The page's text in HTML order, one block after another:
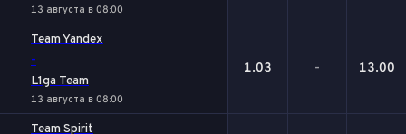
13 августа в 08:00
Team Yandex
-
L1ga Team
13 августа в 08:00
1.03 - 13.00
Team Spirit